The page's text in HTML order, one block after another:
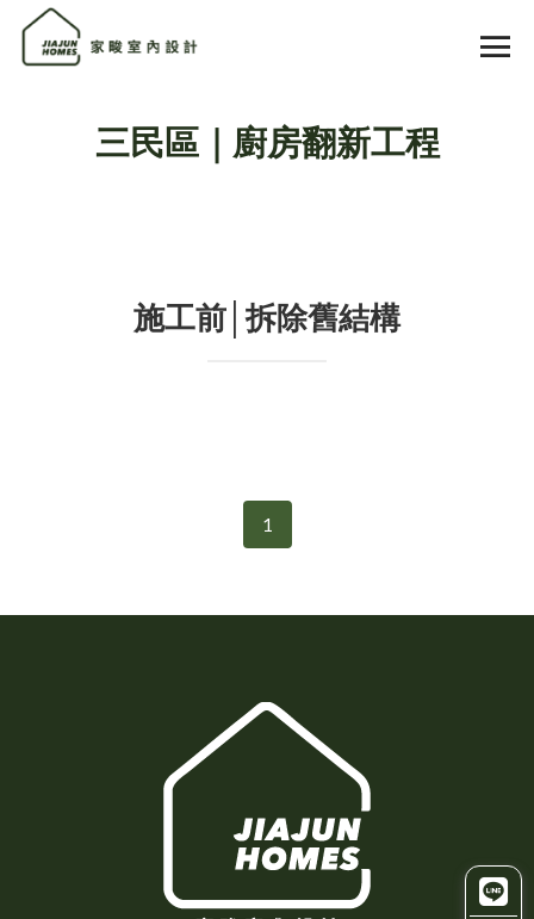
三民區｜廚房翻新工程
施工前│拆除舊結構
1